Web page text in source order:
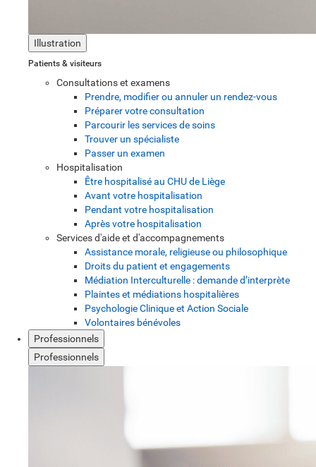
Illustration
Patients & visiteurs
Consultations et examens
Prendre, modifier ou annuler un rendez-vous
Préparer votre consultation
Parcourir les services de soins
Trouver un spécialiste
Passer un examen
Hospitalisation
Être hospitalisé au CHU de Liège
Avant votre hospitalisation
Pendant votre hospitalisation
Après votre hospitalisation
Services d'aide et d'accompagnements
Assistance morale, religieuse ou philosophique
Droits du patient et engagements
Médiation Interculturelle : demande d’interprète
Plaintes et médiations hospitalières
Psychologie Clinique et Action Sociale
Volontaires bénévoles
Professionnels
Professionnels